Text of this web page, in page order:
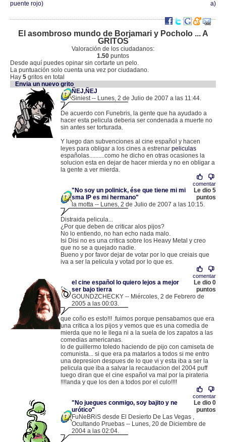
puente rojo) a)
El asombroso mundo de Borjamari y Pocholo ... A
GRITOS
Valoración de los ciudadanos:
1.50 puntos
Desde aquí puedes opinar sin cortarte un pelo.
La puntuación solo cuenta una vez por ciudadano.
Hay 5 gritos en total
Envia un nuevo grito
ÑEJ,ÑEJ
Siniest -- Lunes, 2 de Julio de 2007 a las 11:44.
De acuerdo con Funebris, la gente que ha ayudado a
hacer esta pelicula deberia ser condenada a muerte no
sin antes ser torturada.
Y luego dan subvenciones al cine español y hacen
leyes para obligar a los cines a estrenar peliculas
españolas..........como he dicho en otras ocasiones la
solucion esta en dejar de hacer mierda y no en obligar a
la gente a ver mierda.
comentar
"No soy un polinick, ése que tiene mi mi
sma IP es mi hermano"
Le dio 5
puntos
la motta -- Lunes, 2 de Julio de 2007 a las 10:15.
Distraida pelicula...
¿Por que deben de criticar alos pijos?
No lo entiendo, no han echo nada malo.
Isi Disi no es una critica sobre los Heavy Metal y creo
que no se a quejado nadie.
Bueno y por favor dejar de votar por lo que creiais que
iva a ser la pelicula y votad por lo que es.
comentar
el cine español lo quiero lejos a mejor
ser bajo tierra
Le dio 0
puntos
GOUNDZCHECKY -- Miércoles, 2 de Febrero de
2005 a las 00:03.
que coño es esto!!! .fuimos porque pensabamos que era
una critica a los pijos y vemos que es una comedia de
mierda que no le llega ni a la suela de los zapatos a las
comedias americanas.
lo de guillermo toledo haciendo de pijo con camiseta de
comunista... si que era pa matarlos a todos si me entro
una depresion despues de lo que vi y esta iba a ser la
pelicula que iba a salvar la recaudacion del 2004 puff
luego diran que el cine español va mal por la pirateria
!!!!anda y que los den a todos por el culo!!!!
comentar
"No juegues conmigo, soy bajito y ne
urótico"
Le dio 0
puntos
FuNeBRiS desde El Desierto De Las Vegas ,
Ocultando Pruebas -- Lunes, 20 de Diciembre de
2004 a las 02:04.